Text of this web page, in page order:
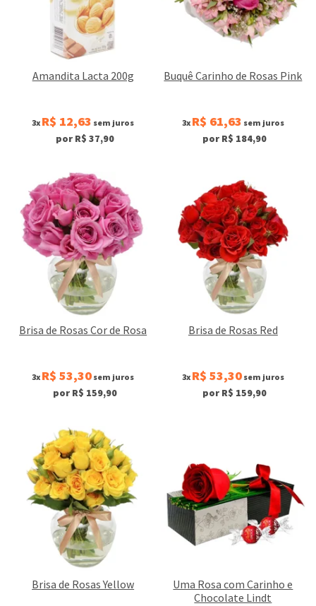
Amandita Lacta 200g
3x R$ 12,63 sem juros
por R$ 37,90
Buquê Carinho de Rosas Pink
3x R$ 61,63 sem juros
por R$ 184,90
Brisa de Rosas Cor de Rosa
3x R$ 53,30 sem juros
por R$ 159,90
Brisa de Rosas Red
3x R$ 53,30sem juros
por R$ 159,90
Brisa de Rosas Yellow
Uma Rosa com Carinho e
Chocolate Lindt